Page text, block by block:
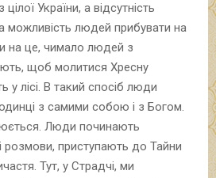
України, а відсутність
можливість людей прибувати на
на це, чимало людей з
щоб молитися Хресну
у лісі. В такий спосіб люди
з самими собою і з Богом.
Люди починають
розмови, приступають до Тайни
Тут, у Страдчі, ми